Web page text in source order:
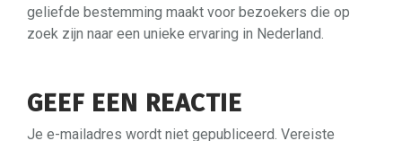
geliefde bestemming maakt voor bezoekers die op
zoek zijn naar een unieke ervaring in Nederland.
GEEF EEN REACTIE
Je e-mailadres wordt niet gepubliceerd. Vereiste